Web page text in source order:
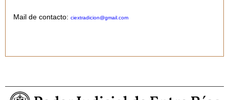
Mail de contacto: ciextradicion@gmail.com